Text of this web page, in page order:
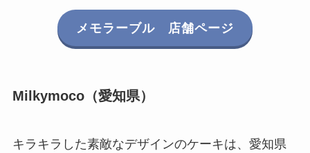
メモラーブル 店舗ページ
Milkymoco（愛知県）
キラキラした素敵なデザインのケーキは、愛知県